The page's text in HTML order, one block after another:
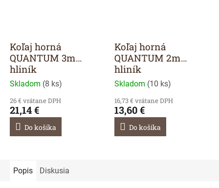
Koľaj horná
QUANTUM 3m
hliník
Skladom (8 ks)
26 € vrátane DPH
21,14 €
Do košíka
Koľaj horná
QUANTUM 2m
hliník
Skladom (10 ks)
16,73 € vrátane DPH
13,60 €
Do košíka
Popis Diskusia